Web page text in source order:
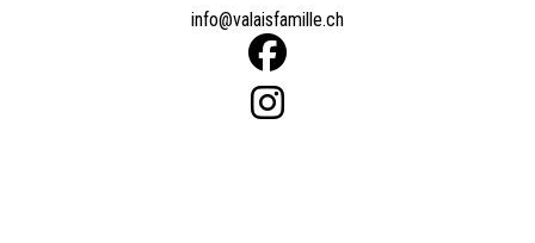
info@valaisfamille.ch